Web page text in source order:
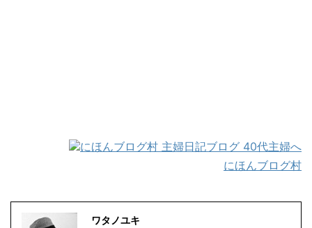
にほんブログ村
ワタノユキ